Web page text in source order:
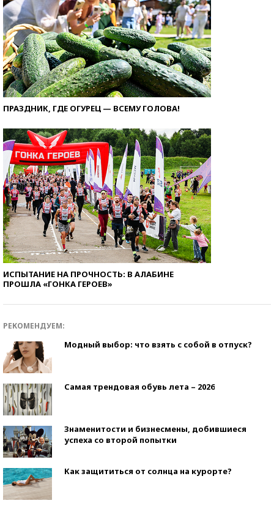
ПРАЗДНИК, ГДЕ ОГУРЕЦ — ВСЕМУ ГОЛОВА!
ИСПЫТАНИЕ НА ПРОЧНОСТЬ: В АЛАБИНЕ
ПРОШЛА «ГОНКА ГЕРОЕВ»
РЕКОМЕНДУЕМ:
Модный выбор: что взять с собой в отпуск?
Самая трендовая обувь лета – 2026
Знаменитости и бизнесмены, добившиеся
успеха со второй попытки
Как защититься от солнца на курорте?